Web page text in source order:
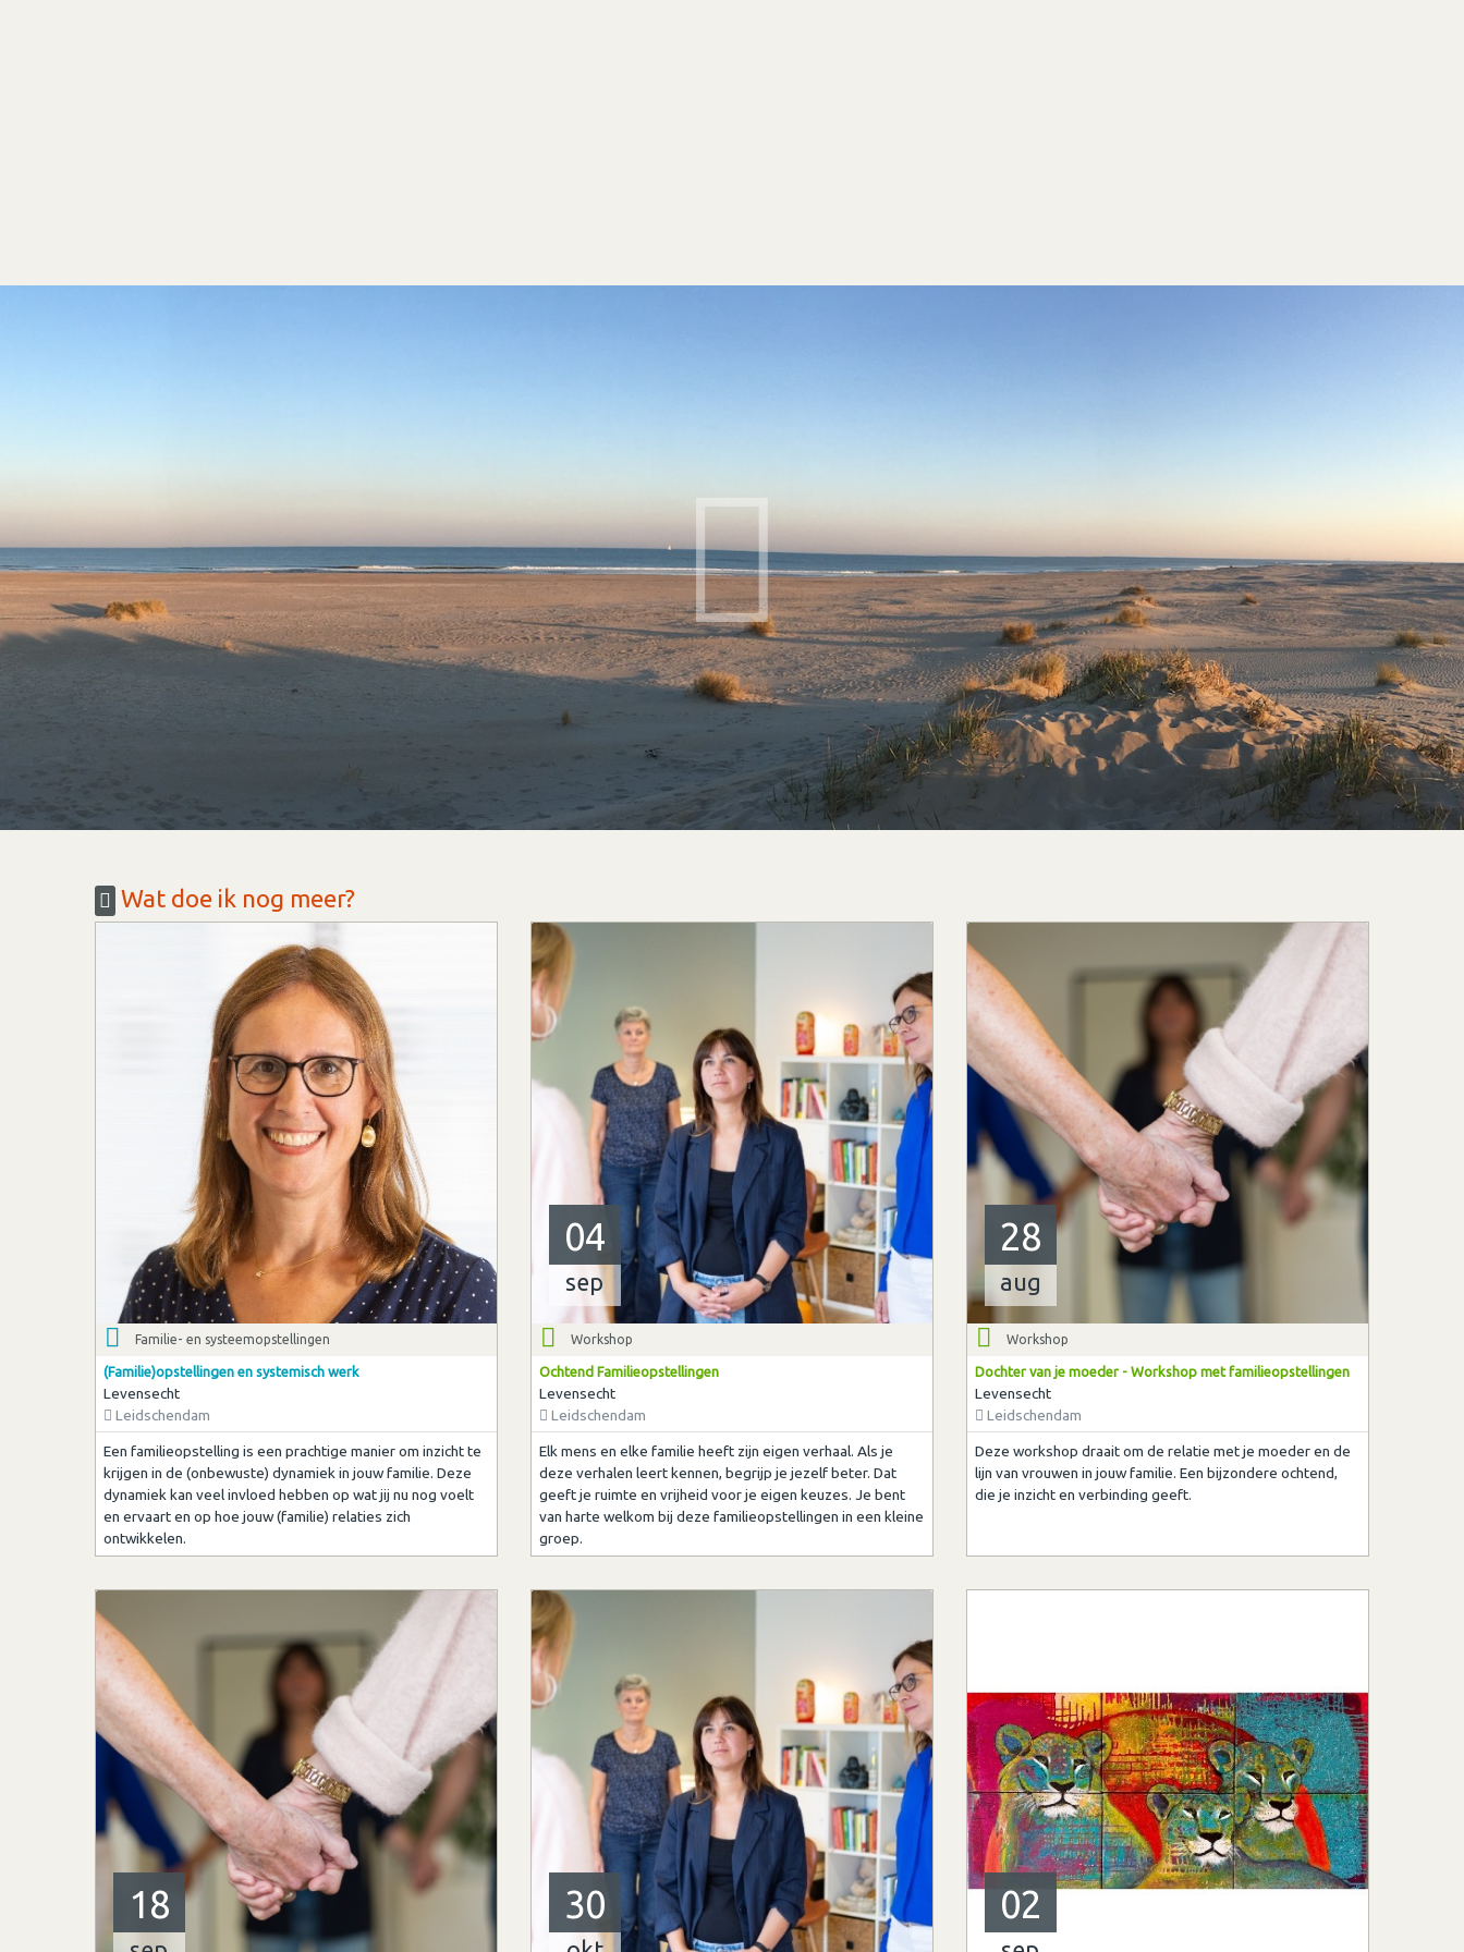
Wat doe ik nog meer?
Familie- en systeemopstellingen
(Familie)opstellingen en systemisch werk
Levensecht
Leidschendam
Een familieopstelling is een prachtige manier om inzicht te
krijgen in de (onbewuste) dynamiek in jouw familie. Deze
dynamiek kan veel invloed hebben op wat jij nu nog voelt
en ervaart en op hoe jouw (familie) relaties zich
ontwikkelen.
04
sep
Workshop
Ochtend Familieopstellingen
Levensecht
Leidschendam
Elk mens en elke familie heeft zijn eigen verhaal. Als je
deze verhalen leert kennen, begrijp je jezelf beter. Dat
geeft je ruimte en vrijheid voor je eigen keuzes. Je bent
van harte welkom bij deze familieopstellingen in een kleine
groep.
28
aug
Workshop
Dochter van je moeder - Workshop met familieopstellingen
Levensecht
Leidschendam
Deze workshop draait om de relatie met je moeder en de
lijn van vrouwen in jouw familie. Een bijzondere ochtend,
die je inzicht en verbinding geeft.
18 30 02